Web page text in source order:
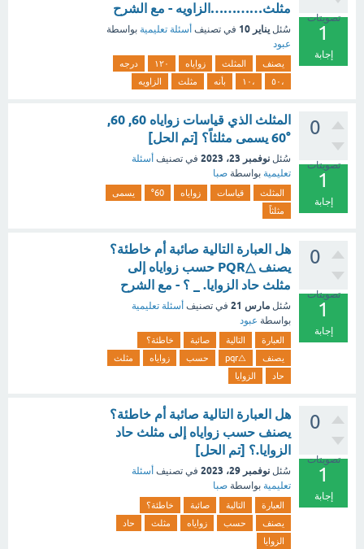
تصويتات
1
إجابة
مثلث…………الزاويه - مع الشرح
سُئل يناير 10 في تصنيف أسئلة تعليمية بواسطة
عبود
يصنف المثلث زواياه ١٢٠
درجه
،٥٠
،١٠ بأنه مثلث الزاويه
0
تصويتات
1
إجابة
المثلث الذي قياسات زواياه 60, 60,
°60 يسمى مثلثاً؟ [تم الحل]
سُئل نوفمبر 23، 2023 في تصنيف أسئلة
تعليمية بواسطة صبا
المثلث قياسات زواياه °60
يسمى
مثلثاً
0
تصويتات
1
إجابة
هل العبارة التالية صائبة أم خاطئة؟
يصنف △PQR حسب زواياه إلى
مثلث حاد الزوايا. _ ؟ - مع الشرح
سُئل مارس 21 في تصنيف أسئلة تعليمية
بواسطة عبود
العبارة التالية صائبة
خاطئة؟
يصنف
△pqr حسب زواياه
مثلث
حاد
الزوايا
0
تصويتات
1
إجابة
هل العبارة التالية صائبة أم خاطئة؟
يصنف حسب زواياه إلى مثلث حاد
الزوايا.؟ [تم الحل]
سُئل نوفمبر 29، 2023 في تصنيف أسئلة
تعليمية بواسطة صبا
العبارة التالية صائبة
خاطئة؟
يصنف
حسب زواياه مثلث
حاد
الزوايا